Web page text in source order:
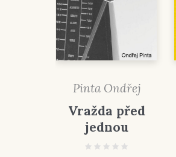
Pinta Ondřej
Vražda před
jednou